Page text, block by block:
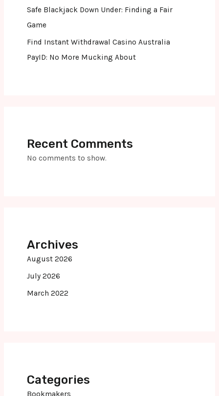
Safe Blackjack Down Under: Finding a Fair
Game
Find Instant Withdrawal Casino Australia
PayID: No More Mucking About
Recent Comments
No comments to show.
Archives
August 2026
July 2026
March 2022
Categories
Bookmakers